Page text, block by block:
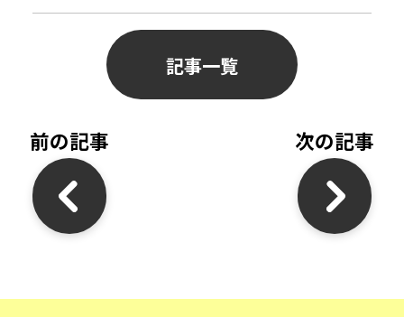
前の記事
記事一覧
次の記事